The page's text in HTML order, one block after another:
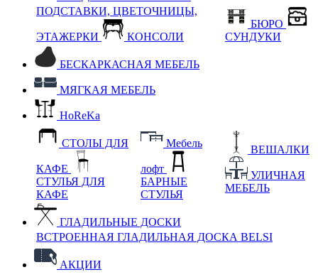
ПОДСТАВКИ, ЦВЕТОЧНИЦЫ,
ЭТАЖЕРКИ КОНСОЛИ
БЮРО
СУНДУКИ
БЕСКАРКАСНАЯ МЕБЕЛЬ
МЯГКАЯ МЕБЕЛЬ
HoReKa
СТОЛЫ ДЛЯ
КАФЕ
СТУЛЬЯ ДЛЯ
КАФЕ
Мебель
лофт
БАРНЫЕ
СТУЛЬЯ
ВЕШАЛКИ
УЛИЧНАЯ
МЕБЕЛЬ
ГЛАДИЛЬНЫЕ ДОСКИ
ВСТРОЕННАЯ ГЛАДИЛЬНАЯ ДОСКА BELSI
АКЦИИ